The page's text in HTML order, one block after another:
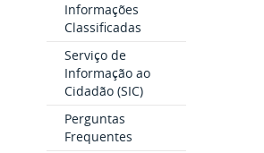
Informações
Classificadas
Serviço de
Informação ao
Cidadão (SIC)
Perguntas
Frequentes